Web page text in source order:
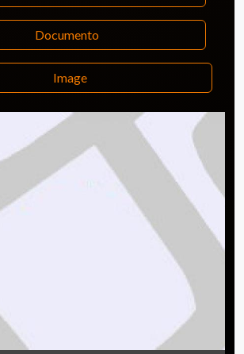
Documento
Image